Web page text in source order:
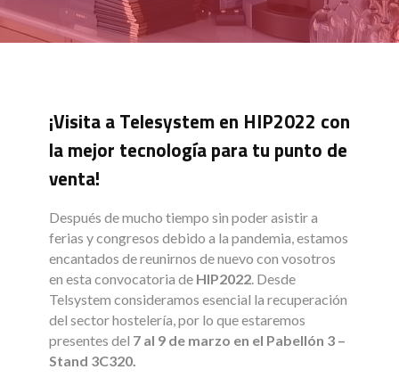
¡Visita a Telesystem en HIP2022 con
la mejor tecnología para tu punto de
venta!
Después de mucho tiempo sin poder asistir a
ferias y congresos debido a la pandemia, estamos
encantados de reunirnos de nuevo con vosotros
en esta convocatoria de HIP2022. Desde
Telsystem consideramos esencial la recuperación
del sector hostelería, por lo que estaremos
presentes del 7 al 9 de marzo en el Pabellón 3 –
Stand 3C320.